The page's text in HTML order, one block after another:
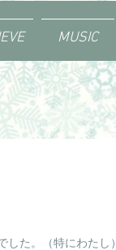
MUSIC
た。（特にわたし）